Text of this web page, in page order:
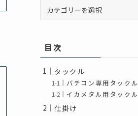
テ
ー目次
タックル
バチコン専用タックル
イカメタル用タックル
仕掛け